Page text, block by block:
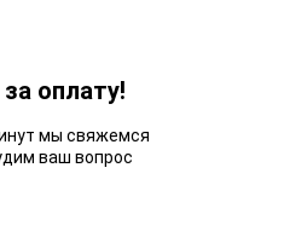
оплату!
мы свяжемся
ваш вопрос